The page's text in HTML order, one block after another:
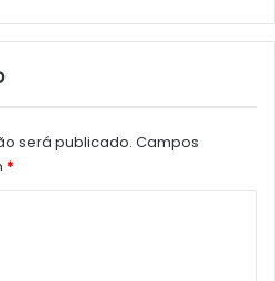
será publicado. Campos
*